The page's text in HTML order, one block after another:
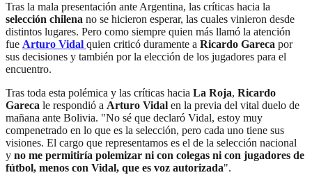
Tras la mala presentación ante Argentina, las críticas hacia la
selección chilena no se hicieron esperar, las cuales vinieron desde
distintos lugares. Pero como siempre quien más llamó la atención
fue Arturo Vidal quien criticó duramente a Ricardo Gareca por
sus decisiones y también por la elección de los jugadores para el
encuentro.
Tras toda esta polémica y las críticas hacia La Roja, Ricardo
Gareca le respondió a Arturo Vidal en la previa del vital duelo de
mañana ante Bolivia. "No sé que declaró Vidal, estoy muy
compenetrado en lo que es la selección, pero cada uno tiene sus
visiones. El cargo que representamos es el de la selección nacional
y no me permitiría polemizar ni con colegas ni con jugadores de
fútbol, menos con Vidal, que es voz autorizada".